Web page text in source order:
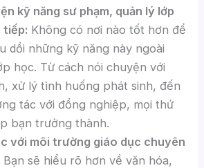
kỹ năng sư phạm, quản lý lớp
tiếp: Không có nơi nào tốt hơn để
dồi những kỹ năng này ngoài
học. Từ cách nói chuyện với
xử lý tình huống phát sinh, đến
tác với đồng nghiệp, mọi thứ
bạn trưởng thành.
với môi trường giáo dục chuyên
Bạn sẽ hiểu rõ hơn về văn hóa,